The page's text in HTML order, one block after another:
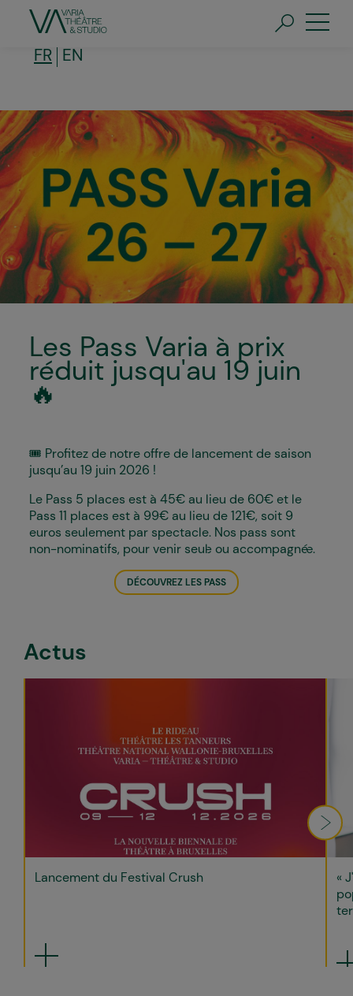
contenu
FR EN
Les Pass Varia à prix
réduit jusqu'au 19 juin
🔥
🎟️ Profitez de notre offre de lancement de saison
jusqu’au 19 juin 2026 !
Le Pass 5 places est à 45€ au lieu de 60€ et le
Pass 11 places est à 99€ au lieu de 121€, soit 9
euros seulement par spectacle. Nos pass sont
non-nominatifs, pour venir seul·e ou accompagné·e.
DÉCOUVREZ LES PASS
Actus
Lancement du Festival Crush
«